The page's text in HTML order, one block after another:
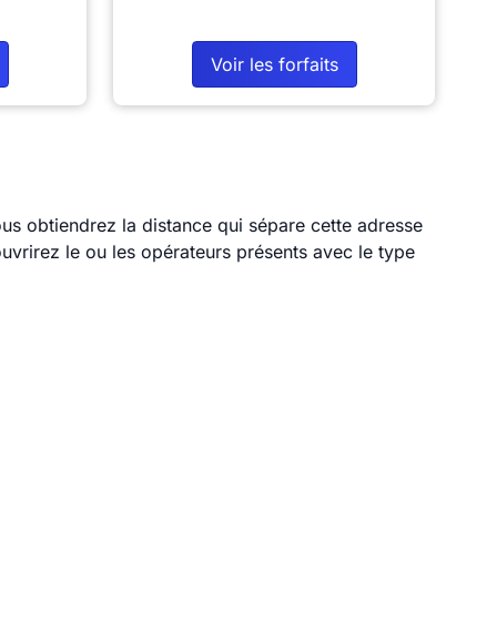
Voir les forfaits
obtiendrez la distance qui sépare cette adresse
le ou les opérateurs présents avec le type